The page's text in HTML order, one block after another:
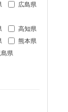
広島県
高知県
熊本県
県